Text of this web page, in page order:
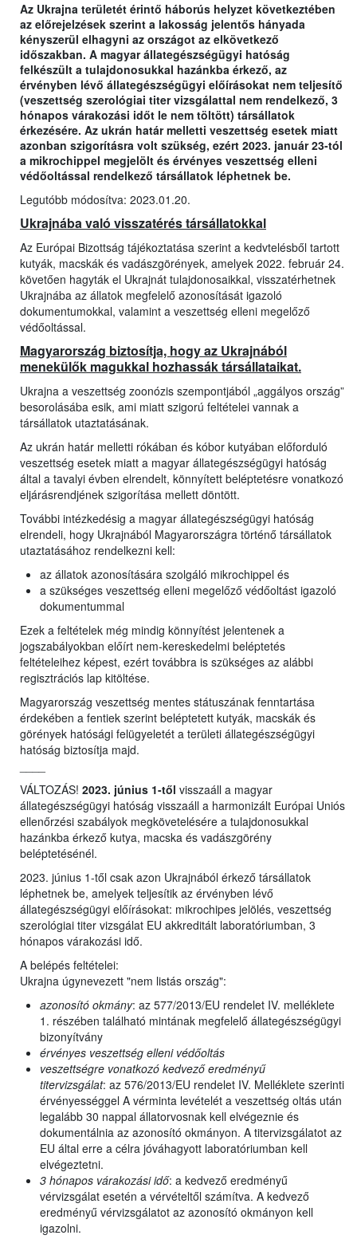
Az Ukrajna területét érintő háborús helyzet következtében
az előrejelzések szerint a lakosság jelentős hányada
kényszerül elhagyni az országot az elkövetkező
időszakban. A magyar állategészségügyi hatóság
felkészült a tulajdonosukkal hazánkba érkező, az
érvényben lévő állategészségügyi előírásokat nem teljesítő
(veszettség szerológiai titer vizsgálattal nem rendelkező, 3
hónapos várakozási időt le nem töltött) társállatok
érkezésére. Az ukrán határ melletti veszettség esetek miatt
azonban szigorításra volt szükség, ezért 2023. január 23-tól
a mikrochippel megjelölt és érvényes veszettség elleni
védőoltással rendelkező társállatok léphetnek be.
Legutóbb módosítva: 2023.01.20.
Ukrajnába való visszatérés társállatokkal
Az Európai Bizottság tájékoztatása szerint a kedvtelésből tartott
kutyák, macskák és vadászgörények, amelyek 2022. február 24.
követően hagyták el Ukrajnát tulajdonosaikkal, visszatérhetnek
Ukrajnába az állatok megfelelő azonosítását igazoló
dokumentumokkal, valamint a veszettség elleni megelőző
védőoltással.
Magyarország biztosítja, hogy az Ukrajnából
menekülők magukkal hozhassák társállataikat.
Ukrajna a veszettség zoonózis szempontjából „aggályos ország”
besorolásába esik, ami miatt szigorú feltételei vannak a
társállatok utaztatásának.
Az ukrán határ melletti rókában és kóbor kutyában előforduló
veszettség esetek miatt a magyar állategészségügyi hatóság
által a tavalyi évben elrendelt, könnyített beléptetésre vonatkozó
eljárásrendjének szigorítása mellett döntött.
További intézkedésig a magyar állategészségügyi hatóság
elrendeli, hogy Ukrajnából Magyarországra történő társállatok
utaztatásához rendelkezni kell:
az állatok azonosítására szolgáló mikrochippel és
a szükséges veszettség elleni megelőző védőoltást igazoló
dokumentummal
Ezek a feltételek még mindig könnyítést jelentenek a
jogszabályokban előírt nem-kereskedelmi beléptetés
feltételeihez képest, ezért továbbra is szükséges az alábbi
regisztrációs lap kitöltése.
Magyarország veszettség mentes státuszának fenntartása
érdekében a fentiek szerint beléptetett kutyák, macskák és
görények hatósági felügyeletét a területi állategészségügyi
hatóság biztosítja majd.
VÁLTOZÁS! 2023. június 1-től visszaáll a magyar
állategészségügyi hatóság visszaáll a harmonizált Európai Uniós
ellenőrzési szabályok megkövetelésére a tulajdonosukkal
hazánkba érkező kutya, macska és vadászgörény
beléptetésénél.
2023. június 1-től csak azon Ukrajnából érkező társállatok
léphetnek be, amelyek teljesítik az érvényben lévő
állategészségügyi előírásokat: mikrochipes jelölés, veszettség
szerológiai titer vizsgálat EU akkreditált laboratóriumban, 3
hónapos várakozási idő.
A belépés feltételei:
Ukrajna úgynevezett "nem listás ország":
azonosító okmány: az 577/2013/EU rendelet IV. melléklete
1. részében található mintának megfelelő állategészségügyi
bizonyítvány
érvényes veszettség elleni védőoltás
veszettségre vonatkozó kedvező eredményű
titervizsgálat: az 576/2013/EU rendelet IV. Melléklete szerinti
érvényességgel A vérminta levételét a veszettség oltás után
legalább 30 nappal állatorvosnak kell elvégeznie és
dokumentálnia az azonosító okmányon. A titervizsgálatot az
EU által erre a célra jóváhagyott laboratóriumban kell
elvégeztetni.
3 hónapos várakozási idő: a kedvező eredményű
vérvizsgálat esetén a vérvételtől számítva. A kedvező
eredményű vérvizsgálatot az azonosító okmányon kell
igazolni.